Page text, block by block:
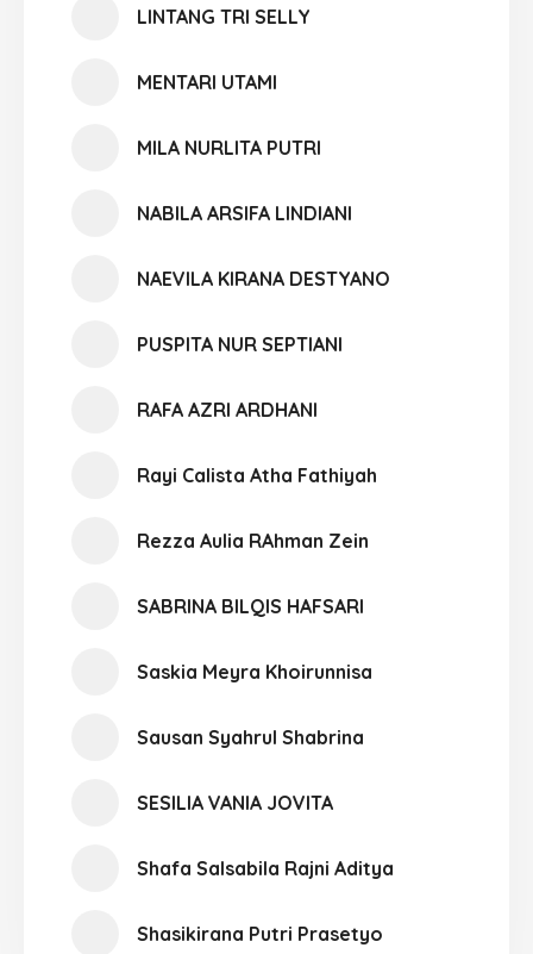
LINTANG TRI SELLY
MENTARI UTAMI
MILA NURLITA PUTRI
NABILA ARSIFA LINDIANI
NAEVILA KIRANA DESTYANO
PUSPITA NUR SEPTIANI
RAFA AZRI ARDHANI
Rayi Calista Atha Fathiyah
Rezza Aulia RAhman Zein
SABRINA BILQIS HAFSARI
Saskia Meyra Khoirunnisa
Sausan Syahrul Shabrina
SESILIA VANIA JOVITA
Shafa Salsabila Rajni Aditya
Shasikirana Putri Prasetyo